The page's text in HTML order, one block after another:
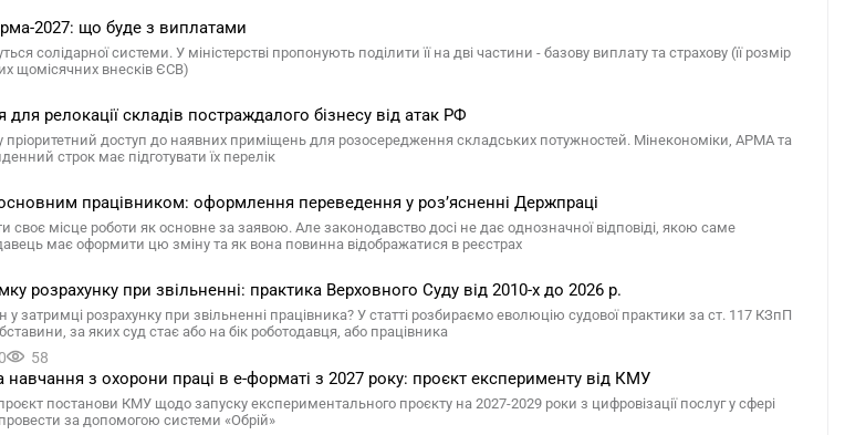
2027: що буде з виплатами
солідарної системи. У міністерстві пропонують поділити її на дві частини - базову виплату та страхову (її розмір
щомісячних внесків ЄСВ)
релокації складів постраждалого бізнесу від атак РФ
пріоритетний доступ до наявних приміщень для розосередження складських потужностей. Мінекономіки, АРМА та
строк має підготувати їх перелік
працівником: оформлення переведення у розʼясненні Держпраці
своє місце роботи як основне за заявою. Але законодавство досі не дає однозначної відповіді, якою саме
має оформити цю зміну та як вона повинна відображатися в реєстрах
розрахунку при звільненні: практика Верховного Суду від 2010-х до 2026 р.
затримці розрахунку при звільненні працівника? У статті розбираємо еволюцію судової практики за ст. 117 КЗпП
за яких суд стає або на бік роботодавця, або працівника
58
навчання з охорони праці в е-форматі з 2027 року: проєкт експерименту від КМУ
постанови КМУ щодо запуску експериментального проєкту на 2027-2029 роки з цифровізації послуг у сфері
за допомогою системи «Обрій»